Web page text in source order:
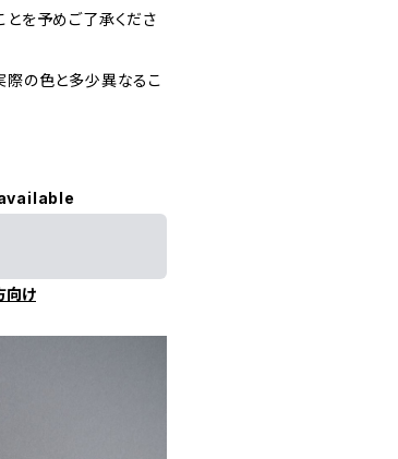
とを予めご了承くださ
際の色と多少異なるこ
向け